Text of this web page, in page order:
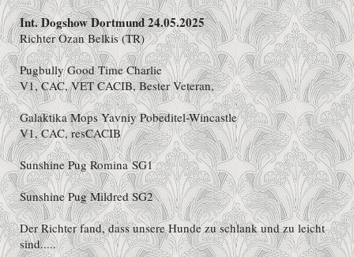
Int. Dogshow Dortmund 24.05.2025
Richter Ozan Belkis (TR)
Pugbully Good Time Charlie
V1, CAC, VET CACIB, Bester Veteran,
Galaktika Mops Yavniy Pobeditel-Wincastle
V1, CAC, resCACIB
Sunshine Pug Romina SG1
Sunshine Pug Mildred SG2
Der Richter fand, dass unsere Hunde zu schlank und zu leicht
sind.....